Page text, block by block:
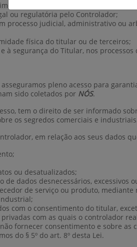
pelo Titular;
ou regulatória pelo Controlador;
processo judicial, administrativo ou
física do titular ou de terceiros;
à segurança do Titular, nos
pleno acesso para
sido coletados por NÓS.
tem o direito de ser informado
os segredos comerciais e
em relação aos seus dados
ou desatualizados;
dados desnecessários, excessivos
de serviço ou produto,
com o consentimento do titular,
com as quais o controlador
fornecer consentimento e sobre as
do § 5º do art. 8º desta Lei.